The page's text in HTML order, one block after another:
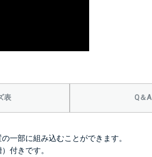
表 Q＆A
一部に組み込むことができます。
付きです。